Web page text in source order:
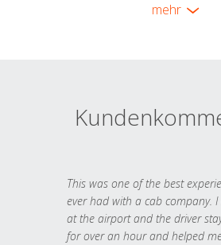
mehr
This was one of the best
ever had with a cab company.
at the airport and the driver
for over an hour and helped